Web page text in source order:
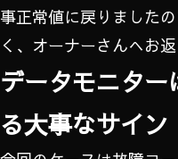
事正常値に戻りました
く、オーナーさんへお返
データモニタ
る大事なサイン